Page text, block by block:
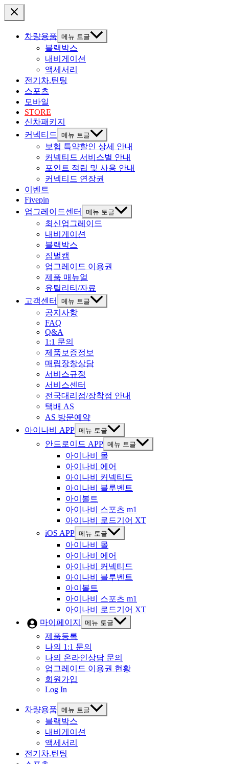
차량용품 메뉴 토글
블랙박스
내비게이션
액세서리
전기차.틴팅
스포츠
모바일
STORE
신차패키지
커넥티드
메뉴 토글
보험 특약할인 상세 안내
커넥티드 서비스별 안내
포인트 적립 및 사용 안내
커넥티드 연장권
이벤트
Fivepin
업그레이드센터
메뉴 토글
최신업그레이드
내비게이션
블랙박스
짐벌캠
업그레이드 이용권
제품 매뉴얼
유틸리티/자료
고객센터
메뉴 토글
공지사항
FAQ
Q&A
1:1 문의
제품보증정보
매립장창상담
서비스규정
서비스센터
전국대리점/장착점 안내
택배 AS
AS 방문예약
아이나비 APP 메뉴 토글
안드로이드 APP 메뉴 토글
아이나비 몰
아이나비 에어
아이나비 커넥티드
아이나비 블루벤트
아이볼트
아이나비 스포츠 m1
아이나비 로드기어 XT
iOS APP 메뉴 토글
아이나비 몰
아이나비 에어
아이나비 커넥티드
아이나비 블루벤트
아이볼트
아이나비 스포츠 m1
아이나비 로드기어 XT
마이페이지
메뉴 토글
제품등록
나의 1:1 문의
나의 온라인상담 문의
업그레이드 이용권 현황
회원가입
Log In
차량용품 메뉴 토글
블랙박스
내비게이션
액세서리
전기차.틴팅